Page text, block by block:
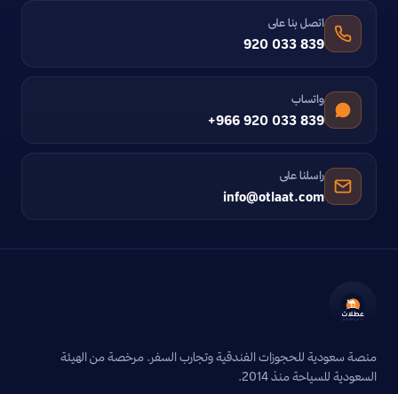
اتصل بنا على
920 033 839
واتساب
+966 920 033 839
راسلنا على
info@otlaat.com
منصة سعودية للحجوزات الفندقية وتجارب السفر. مرخصة من الهيئة
السعودية للسياحة منذ 2014.